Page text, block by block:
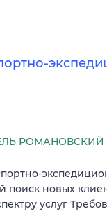
РОМАНОВСКИЙ
поиск новых
услуг